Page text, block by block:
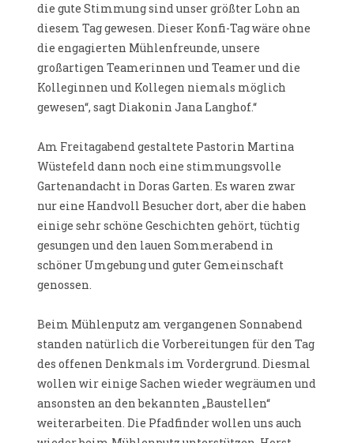
die gute Stimmung sind unser größter Lohn an
diesem Tag gewesen. Dieser Konfi-Tag wäre ohne
die engagierten Mühlenfreunde, unsere
großartigen Teamerinnen und Teamer und die
Kolleginnen und Kollegen niemals möglich
gewesen“, sagt Diakonin Jana Langhof.“
Am Freitagabend gestaltete Pastorin Martina
Wüstefeld dann noch eine stimmungsvolle
Gartenandacht in Doras Garten. Es waren zwar
nur eine Handvoll Besucher dort, aber die haben
einige sehr schöne Geschichten gehört, tüchtig
gesungen und den lauen Sommerabend in
schöner Umgebung und guter Gemeinschaft
genossen.
Beim Mühlenputz am vergangenen Sonnabend
standen natürlich die Vorbereitungen für den Tag
des offenen Denkmals im Vordergrund. Diesmal
wollen wir einige Sachen wieder wegräumen und
ansonsten an den bekannten „Baustellen“
weiterarbeiten. Die Pfadfinder wollen uns auch